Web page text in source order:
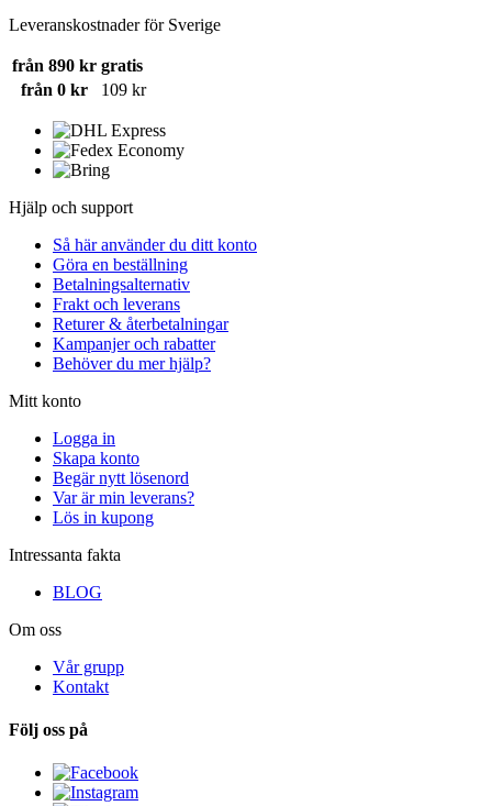
Leveranskostnader för Sverige
från 890 kr gratis
från 0 kr
109 kr
Hjälp och support
Så här använder du ditt konto
Göra en beställning
Betalningsalternativ
Frakt och leverans
Returer & återbetalningar
Kampanjer och rabatter
Behöver du mer hjälp?
Mitt konto
Logga in
Skapa konto
Begär nytt lösenord
Var är min leverans?
Lös in kupong
Intressanta fakta
BLOG
Om oss
Vår grupp
Kontakt
Följ oss på